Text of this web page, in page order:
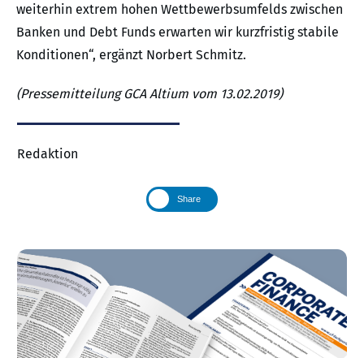
weiterhin extrem hohen Wettbewerbsumfelds zwischen
Banken und Debt Funds erwarten wir kurzfristig stabile
Konditionen“, ergänzt Norbert Schmitz.
(Pressemitteilung GCA Altium vom 13.02.2019)
Redaktion
Share